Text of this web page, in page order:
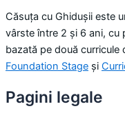
Căsuța cu Ghidușii este
vârste între 2 și 6 ani, cu
bazată pe două curricule
Foundation Stage și
Pagini legale